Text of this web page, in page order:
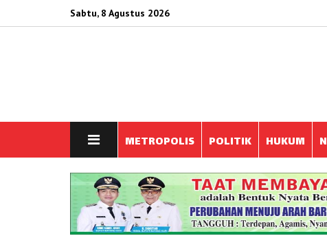
Sabtu, 8 Agustus 2026
METROPOLIS POLITIK HUKUM